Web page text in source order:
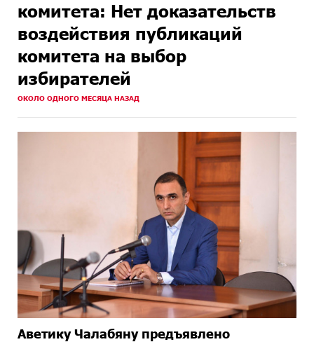
комитета: Нет доказательств
воздействия публикаций
комитета на выбор
избирателей
ОКОЛО ОДНОГО МЕСЯЦА НАЗАД
Аветику Чалабяну предъявлено